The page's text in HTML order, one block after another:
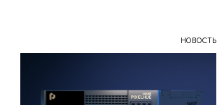
НОВОСТЬ